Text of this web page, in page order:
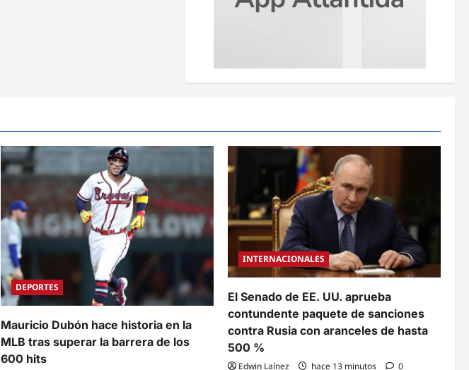
DEPORTES
Mauricio Dubón hace historia en la
MLB tras superar la barrera de los
600 hits
INTERNACIONALES
El Senado de EE. UU. aprueba
contundente paquete de sanciones
contra Rusia con aranceles de hasta
500 %
Edwin Laínez hace 13 minutos 0